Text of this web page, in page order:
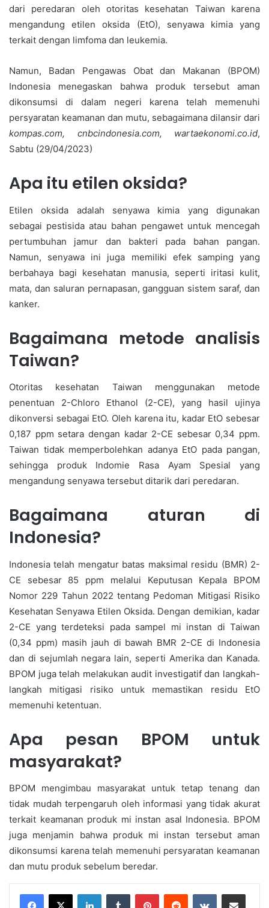
dari peredaran oleh otoritas kesehatan Taiwan karena
mengandung etilen oksida (EtO), senyawa kimia yang
terkait dengan limfoma dan leukemia.
Namun, Badan Pengawas Obat dan Makanan (BPOM)
Indonesia menegaskan bahwa produk tersebut aman
dikonsumsi di dalam negeri karena telah memenuhi
persyaratan keamanan dan mutu, sebagaimana dilansir dari
kompas.com, cnbcindonesia.com, wartaekonomi.co.id,
Sabtu (29/04/2023)
Apa itu etilen oksida?
Etilen oksida adalah senyawa kimia yang digunakan
sebagai pestisida atau bahan pengawet untuk mencegah
pertumbuhan jamur dan bakteri pada bahan pangan.
Namun, senyawa ini juga memiliki efek samping yang
berbahaya bagi kesehatan manusia, seperti iritasi kulit,
mata, dan saluran pernapasan, gangguan sistem saraf, dan
kanker.
Bagaimana metode analisis
Taiwan?
Otoritas kesehatan Taiwan menggunakan metode
penentuan 2-Chloro Ethanol (2-CE), yang hasil ujinya
dikonversi sebagai EtO. Oleh karena itu, kadar EtO sebesar
0,187 ppm setara dengan kadar 2-CE sebesar 0,34 ppm.
Taiwan tidak memperbolehkan adanya EtO pada pangan,
sehingga produk Indomie Rasa Ayam Spesial yang
mengandung senyawa tersebut ditarik dari peredaran.
Bagaimana aturan di
Indonesia?
Indonesia telah mengatur batas maksimal residu (BMR) 2-
CE sebesar 85 ppm melalui Keputusan Kepala BPOM
Nomor 229 Tahun 2022 tentang Pedoman Mitigasi Risiko
Kesehatan Senyawa Etilen Oksida. Dengan demikian, kadar
2-CE yang terdeteksi pada sampel mi instan di Taiwan
(0,34 ppm) masih jauh di bawah BMR 2-CE di Indonesia
dan di sejumlah negara lain, seperti Amerika dan Kanada.
BPOM juga telah melakukan audit investigatif dan langkah-
langkah mitigasi risiko untuk memastikan residu EtO
memenuhi ketentuan.
Apa pesan BPOM untuk
masyarakat?
BPOM mengimbau masyarakat untuk tetap tenang dan
tidak mudah terpengaruh oleh informasi yang tidak akurat
terkait keamanan produk mi instan asal Indonesia. BPOM
juga menjamin bahwa produk mi instan tersebut aman
dikonsumsi karena telah memenuhi persyaratan keamanan
dan mutu produk sebelum beredar.
LinkedInTumblr PinterestReddit VKontakteShare via Email